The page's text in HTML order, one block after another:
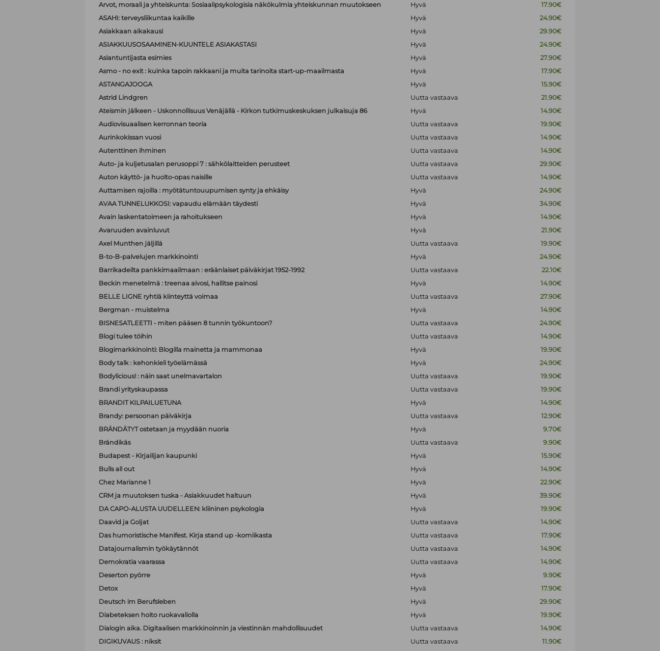
Arvot, moraali ja yhteiskunta: Sosiaalipsykologisia näkökulmia yhteiskunnan muutokseen
Hyvä
17.90€
ASAHI: terveysliikuntaa kaikille
Hyvä
24.90€
Asiakkaan aikakausi
Hyvä
29.90€
ASIAKKUUSOSAAMINEN-KUUNTELE ASIAKASTASI
Hyvä
24.90€
Asiantuntijasta esimies
Hyvä
27.90€
Asmo - no exit : kuinka tapoin rakkaani ja muita tarinoita start-up-maailmasta
Hyvä
17.90€
ASTANGAJOOGA
Hyvä
15.90€
Astrid Lindgren
Uutta vastaava
21.90€
Ateismin jälkeen - Uskonnollisuus Venäjällä - Kirkon tutkimuskeskuksen julkaisuja 86
Hyvä
14.90€
Audiovisuaalisen kerronnan teoria
Uutta vastaava
19.90€
Aurinkokissan vuosi
Uutta vastaava
14.90€
Autenttinen ihminen
Uutta vastaava
14.90€
Auto- ja kuljetusalan perusoppi 7 : sähkölaitteiden perusteet
Uutta vastaava
29.90€
Auton käyttö- ja huolto-opas naisille
Uutta vastaava
14.90€
Auttamisen rajoilla : myötätuntouupumisen synty ja ehkäisy
Hyvä
24.90€
AVAA TUNNELUKKOSI: vapaudu elämään täydesti
Hyvä
34.90€
Avain laskentatoimeen ja rahoitukseen
Hyvä
14.90€
Avaruuden avainluvut
Hyvä
21.90€
Axel Munthen jäljillä
Uutta vastaava
19.90€
B-to-B-palvelujen markkinointi
Hyvä
24.90€
Barrikadeilta pankkimaailmaan : eräänlaiset päiväkirjat 1952-1992
Uutta vastaava
22.10€
Beckin menetelmä : treenaa aivosi, hallitse painosi
Hyvä
14.90€
BELLE LIGNE ryhtiä kiinteyttä voimaa
Uutta vastaava
27.90€
Bergman - muistelma
Hyvä
14.90€
BISNESATLEETTI - miten pääsen 8 tunnin työkuntoon?
Uutta vastaava
24.90€
Blogi tulee töihin
Uutta vastaava
14.90€
Blogimarkkinointi: Blogilla mainetta ja mammonaa
Hyvä
19.90€
Body talk : kehonkieli työelämässä
Hyvä
24.90€
Bodylicious! : näin saat unelmavartalon
Uutta vastaava
19.90€
Brandi yrityskaupassa
Uutta vastaava
19.90€
BRANDIT KILPAILUETUNA
Hyvä
14.90€
Brandy: persoonan päiväkirja
Uutta vastaava
12.90€
BRÄNDÄTYT ostetaan ja myydään nuoria
Hyvä
9.70€
Brändikäs
Uutta vastaava
9.90€
Budapest - Kirjailijan kaupunki
Hyvä
15.90€
Bulls all out
Hyvä
14.90€
Chez Marianne 1
Hyvä
22.90€
CRM ja muutoksen tuska - Asiakkuudet haltuun
Hyvä
39.90€
DA CAPO-ALUSTA UUDELLEEN: kliininen psykologia
Hyvä
19.90€
Daavid ja Goljat
Uutta vastaava
14.90€
Das humoristische Manifest. Kirja stand up -komiikasta
Uutta vastaava
17.90€
Datajournalismin työkäytännöt
Uutta vastaava
14.90€
Demokratia vaarassa
Uutta vastaava
14.90€
Deserton pyörre
Hyvä
9.90€
Detox
Hyvä
17.90€
Deutsch im Berufsleben
Hyvä
29.90€
Diabeteksen hoito ruokavaliolla
Hyvä
19.90€
Dialogin aika. Digitaalisen markkinoinnin ja viestinnän mahdollisuudet
Uutta vastaava
14.90€
DIGIKUVAUS : niksit
Uutta vastaava
11.90€